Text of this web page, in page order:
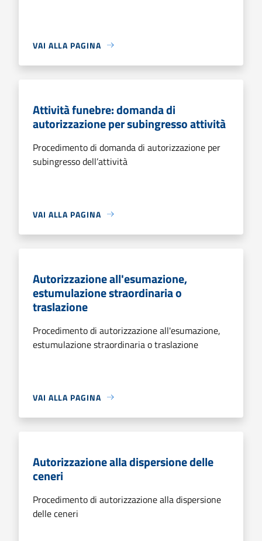
VAI ALLA PAGINA
Attività funebre: domanda di
autorizzazione per subingresso attività
Procedimento di domanda di autorizzazione per
subingresso dell’attività
VAI ALLA PAGINA
Autorizzazione all'esumazione,
estumulazione straordinaria o
traslazione
Procedimento di autorizzazione all'esumazione,
estumulazione straordinaria o traslazione
VAI ALLA PAGINA
Autorizzazione alla dispersione delle
ceneri
Procedimento di autorizzazione alla dispersione
delle ceneri